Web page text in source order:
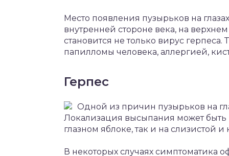
Место появления пузырьков на
внутренней стороне века, на
становится не только вирус
папилломы человека, аллергией,
Герпес
Одной из причин пузырьков на
Локализация высыпания может быть
глазном яблоке, так и на слизистой и
В некоторых случаях симптоматика